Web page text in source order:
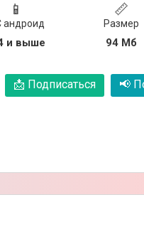
📱
андроид
и выше
📏
Размер
94 Мб
📩 Подписаться 📢